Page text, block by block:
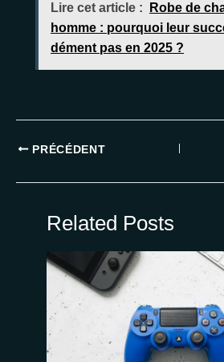
Lire cet article :
Robe de
homme : pourquoi leur
dément pas en 2025 ?
PRÉCÉDENT
Related Posts